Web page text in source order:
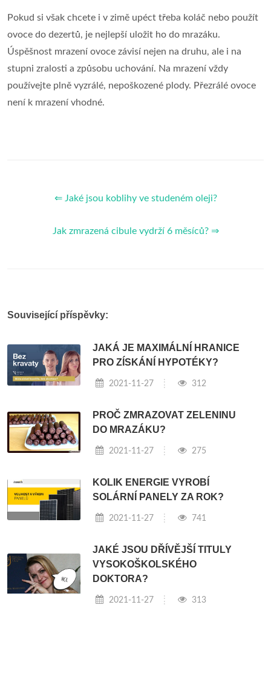
Pokud si však chcete i v zimě upéct třeba koláč nebo použít
ovoce do dezertů, je nejlepší uložit ho do mrazáku.
Úspěšnost mrazení ovoce závisí nejen na druhu, ale i na
stupni zralosti a způsobu uchování. Na mrazení vždy
používejte plně vyzrálé, nepoškozené plody. Přezrálé ovoce
není k mrazení vhodné.
⇐ Jaké jsou koblihy ve studeném oleji?
Jak zmrazená cibule vydrží 6 měsíců? ⇒
Související příspěvky:
JAKÁ JE MAXIMÁLNÍ HRANICE
PRO ZÍSKÁNÍ HYPOTÉKY?
2021-11-27 312
PROČ ZMRAZOVAT ZELENINU
DO MRAZÁKU?
2021-11-27 275
KOLIK ENERGIE VYROBÍ
SOLÁRNÍ PANELY ZA ROK?
2021-11-27 741
JAKÉ JSOU DŘÍVĚJŠÍ TITULY
VYSOKOŠKOLSKÉHO
DOKTORA?
2021-11-27 313